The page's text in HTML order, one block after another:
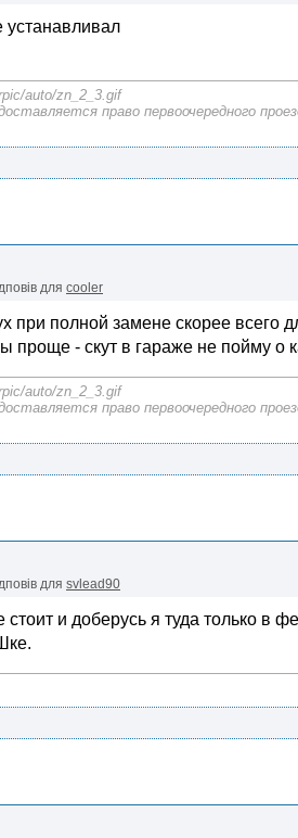
устанавливал
auto/zn_2_3.gif
право первоочередного
для cooler
при полной замене скорее всего
проще - скут в гараже не пойму о
auto/zn_2_3.gif
право первоочередного
для svlead90
стоит и доберусь я туда только в